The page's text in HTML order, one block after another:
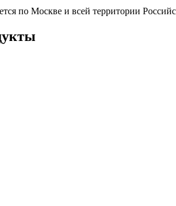
по Москве и всей территории